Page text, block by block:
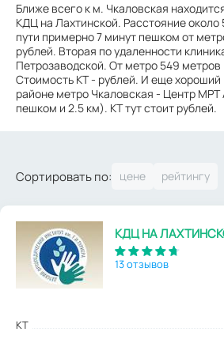
Ближе всего к м. Чкаловская
КДЦ на Лахтинской. Расстояние
пути примерно 7 минут пешком от
рублей. Вторая по удаленности
Петрозаводской. От метро 549
Стоимость КТ - рублей. И еще хороший
районе метро Чкаловская - Центр
пешком и 2.5 км). КТ тут стоит рублей.
Сортировать по:
КДЦ НА
13 отзывов
КТ